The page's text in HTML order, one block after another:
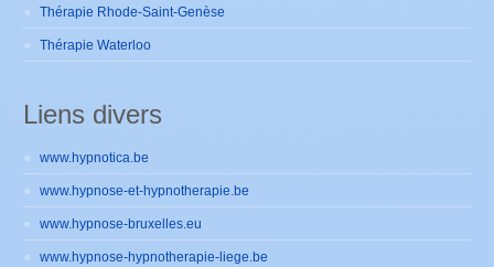
Thérapie Rhode-Saint-Genèse
Thérapie Waterloo
Liens divers
www.hypnotica.be
www.hypnose-et-hypnotherapie.be
www.hypnose-bruxelles.eu
www.hypnose-hypnotherapie-liege.be